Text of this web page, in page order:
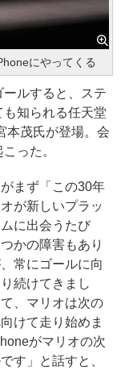
にやってくる
ルすると、ステ
知られる任天堂
本茂氏が登場。会
った。
まず「この30年
が新しいプラッ
ムに出会うたび
かの障害もあり
常にゴールに向
続けてきまし
、マリオは次の
けて走り始めま
がマリオの次
す」と話すと、